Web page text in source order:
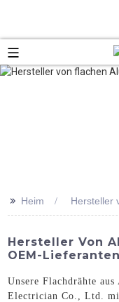
>> Heim Hersteller
Hersteller Von
OEM-
Unsere Flachdrähte
Electrician Co., Ltd.